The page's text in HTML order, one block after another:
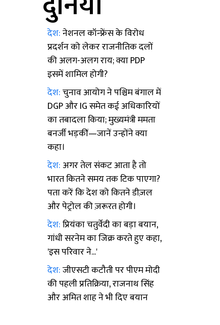
देश:नेशनल कॉन्फ्रेंस के विरोध
प्रदर्शन को लेकर राजनीतिक दलों
की अलग-अलग राय; क्या PDP
इसमें शामिल होगी?
देश:चुनाव आयोग ने पश्चिम बंगाल में
DGP और IG समेत कई अधिकारियों
का तबादला किया; मुख्यमंत्री ममता
बनर्जी भड़कीं—जानें उन्होंने क्या
कहा।
देश: अगर तेल संकट आता है तो
भारत कितने समय तक टिक पाएगा?
पता करें कि देश को कितने डीज़ल
और पेट्रोल की ज़रूरत होगी।
देश:प्रियंका चतुर्वेदी का बड़ा बयान,
गांधी सरनेम का जिक्र करते हुए कहा,
'इस परिवार ने...'
देश:जीएसटी कटौती पर पीएम मोदी
की पहली प्रतिक्रिया, राजनाथ सिंह
और अमित शाह ने भी दिए बयान